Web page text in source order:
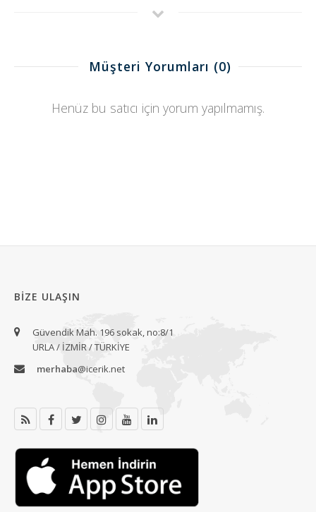
Müşteri Yorumları (0)
Henüz bu satıcı için yorum yapılmamış.
BIZE ULAŞIN
Güvendik Mah. 196 sokak, no:8/1
URLA / İZMİR / TÜRKİYE
merhaba@icerik.net